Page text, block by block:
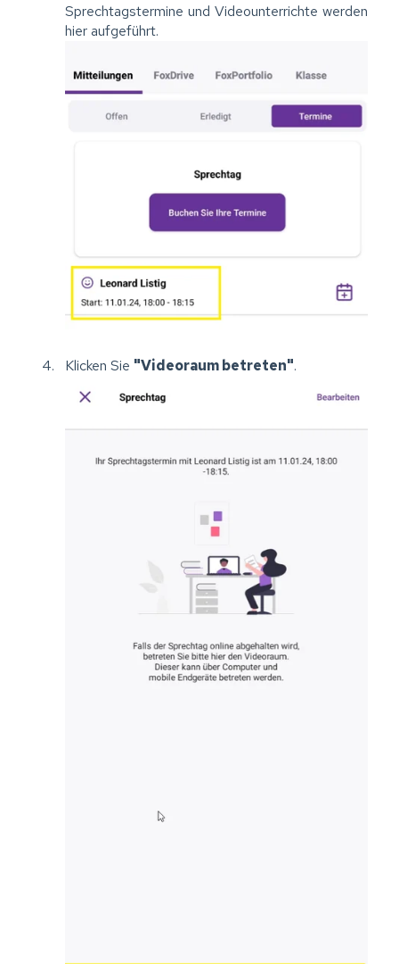
Sprechtagstermine und Videounterrichte werden
hier aufgeführt.
Klicken Sie "Videoraum betreten".